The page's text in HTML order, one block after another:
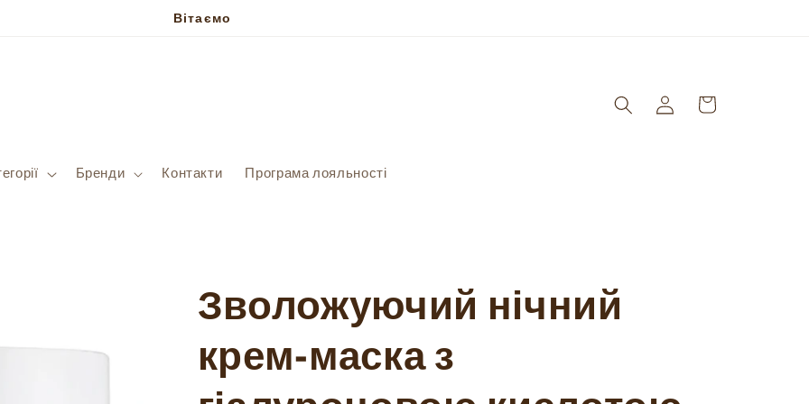
Вітаємо
Бренди Контакти Програма лояльності
Log
in
Кошик
Зволожуючий нічний
крем-маска з